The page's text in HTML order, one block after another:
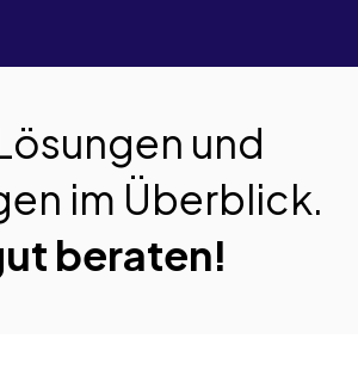
und
im Überblick.
beraten!